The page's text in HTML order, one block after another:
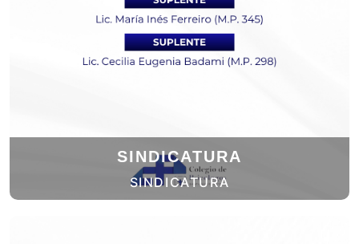
SINDICATURA
SINDICATURA